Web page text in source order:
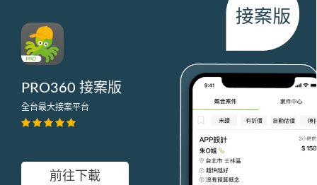
PRO360 接案版
全台最大接案平台
前往下載